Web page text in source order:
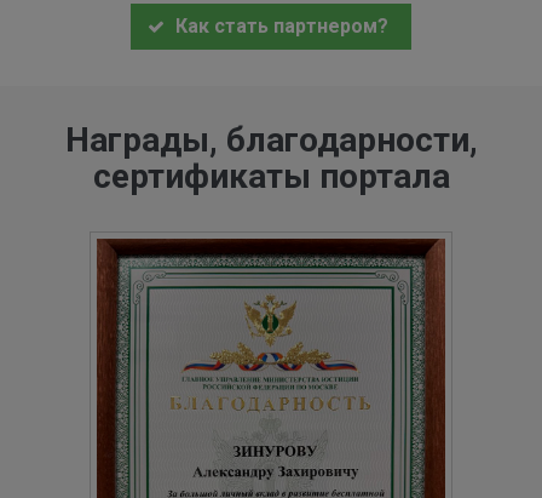
Как стать партнером?
Награды, благодарности,
сертификаты портала